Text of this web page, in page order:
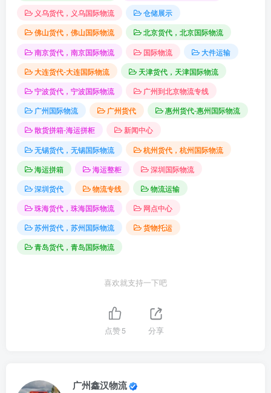
义乌货代，义乌国际物流
仓储展示
佛山货代，佛山国际物流
北京货代，北京国际物流
南京货代，南京国际物流
国际物流
大件运输
大连货代-大连国际物流
天津货代，天津国际物流
宁波货代，宁波国际物流
广州到北京物流专线
广州国际物流
广州货代
惠州货代-惠州国际物流
散货拼箱-海运拼柜
新闻中心
无锡货代，无锡国际物流
杭州货代，杭州国际物流
海运拼箱
海运整柜
深圳国际物流
深圳货代
物流专线
物流运输
珠海货代，珠海国际物流
网点中心
苏州货代，苏州国际物流
货物托运
青岛货代，青岛国际物流
喜欢就支持一下吧
点赞5 分享
广州鑫汉物流